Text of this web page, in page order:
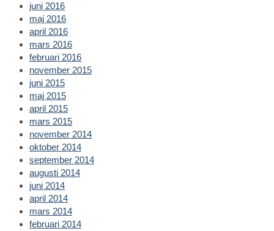
juni 2016
maj 2016
april 2016
mars 2016
februari 2016
november 2015
juni 2015
maj 2015
april 2015
mars 2015
november 2014
oktober 2014
september 2014
augusti 2014
juni 2014
april 2014
mars 2014
februari 2014